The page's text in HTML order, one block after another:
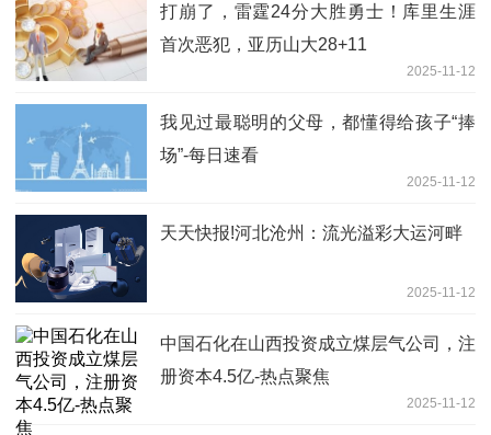
打崩了，雷霆24分大胜勇士！库里生涯
首次恶犯，亚历山大28+11
2025-11-12
我见过最聪明的父母，都懂得给孩子“捧
场”-每日速看
2025-11-12
天天快报!河北沧州：流光溢彩大运河畔
2025-11-12
中国石化在山西投资成立煤层气公司，注
册资本4.5亿-热点聚焦
2025-11-12